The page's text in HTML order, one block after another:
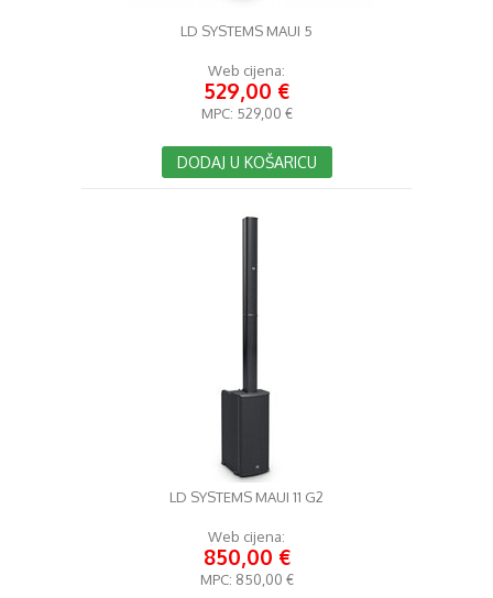
LD SYSTEMS MAUI 5
Web cijena:
529,00 €
MPC: 529,00 €
DODAJ U KOŠARICU
LD SYSTEMS MAUI 11 G2
Web cijena:
850,00 €
MPC: 850,00 €